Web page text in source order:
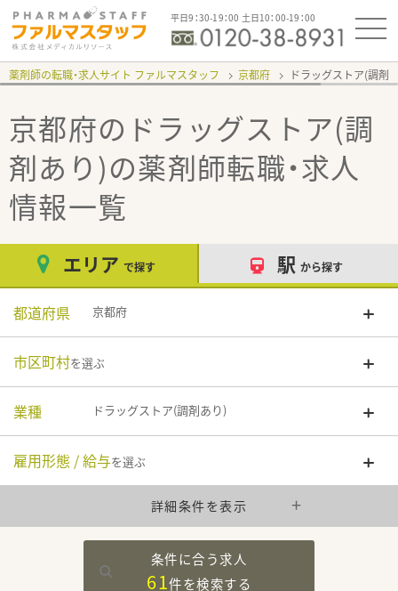
平日9：30-19：00 土日10：00-19：00
薬剤師の転職・求人サイト ファルマスタッフ 京都府 ドラッグストア(調剤
京都府のドラッグストア(調
剤あり)の薬剤師転職・求人
情報一覧
エリア で探す 駅 から探す
都道府県 京都府
市区町村を選ぶ
業種 ドラッグストア(調剤あり)
雇用形態 / 給与を選ぶ
詳細条件を表示
条件に合う求人
61件を検索する